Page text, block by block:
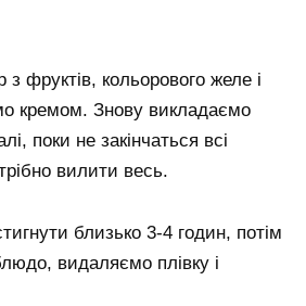
фруктів, кольорового желе і
кремом. Знову викладаємо
поки не закінчаться всі
вилити весь.
близько 3-4 годин, потім
видаляємо плівку і